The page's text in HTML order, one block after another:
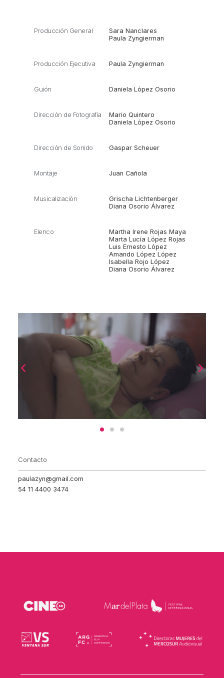
Producción General
Sara Nanclares
Paula Zyngierman
Producción Ejecutiva Paula Zyngierman
Guión Daniela López Osorio
Dirección de Fotografía
Mario Quintero
Daniela López Osorio
Dirección de Sonido Gaspar Scheuer
Montaje Juan Cañola
Musicalización
Grischa Lichtenberger
Diana Osorio Álvarez
Elenco
Martha Irene Rojas Maya
Marta Lucía López Rojas
Luis Ernesto López
Amando López López
Isabella Rojo López
Diana Osorio Álvarez
Contacto
paulazyn@gmail.com
54 11 4400 3474